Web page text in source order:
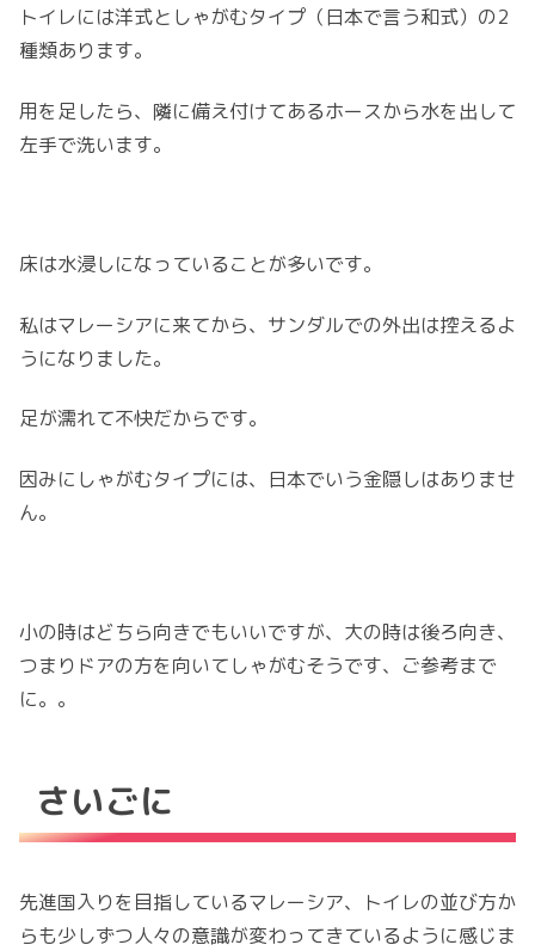
トイレには洋式としゃがむタイプ（日本で言う和式）の2
種類あります。
用を足したら、隣に備え付けてあるホースから水を出して
左手で洗います。
床は水浸しになっていることが多いです。
私はマレーシアに来てから、サンダルでの外出は控えるよ
うになりました。
足が濡れて不快だからです。
因みにしゃがむタイプには、日本でいう金隠しはありませ
ん。
小の時はどちら向きでもいいですが、大の時は後ろ向き、
つまりドアの方を向いてしゃがむそうです、ご参考まで
に。。
さいごに
先進国入りを目指しているマレーシア、トイレの並び方か
らも少しずつ人々の意識が変わってきているように感じま